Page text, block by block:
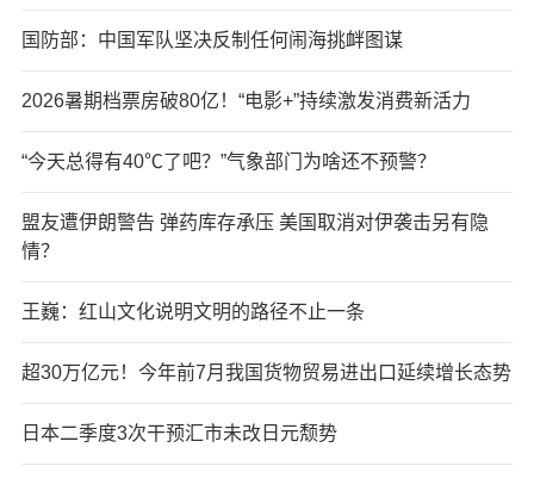
国防部：中国军队坚决反制任何闹海挑衅图谋
2026暑期档票房破80亿！“电影+”持续激发消费新活力
“今天总得有40℃了吧？”气象部门为啥还不预警？
盟友遭伊朗警告 弹药库存承压 美国取消对伊袭击另有隐
情？
王巍：红山文化说明文明的路径不止一条
超30万亿元！今年前7月我国货物贸易进出口延续增长态势
日本二季度3次干预汇市未改日元颓势